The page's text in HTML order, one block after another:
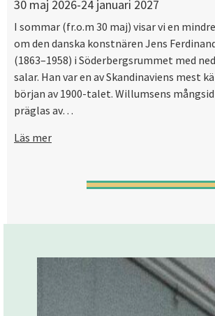
30 maj 2026-24 januari 2027
I sommar (fr.o.m 30 maj) visar vi en
om den danska konstnären Jens
(1863–1958) i Söderbergsrummet med
salar. Han var en av Skandinaviens mest
början av 1900-talet. Willumsens
präglas av…
Läs mer